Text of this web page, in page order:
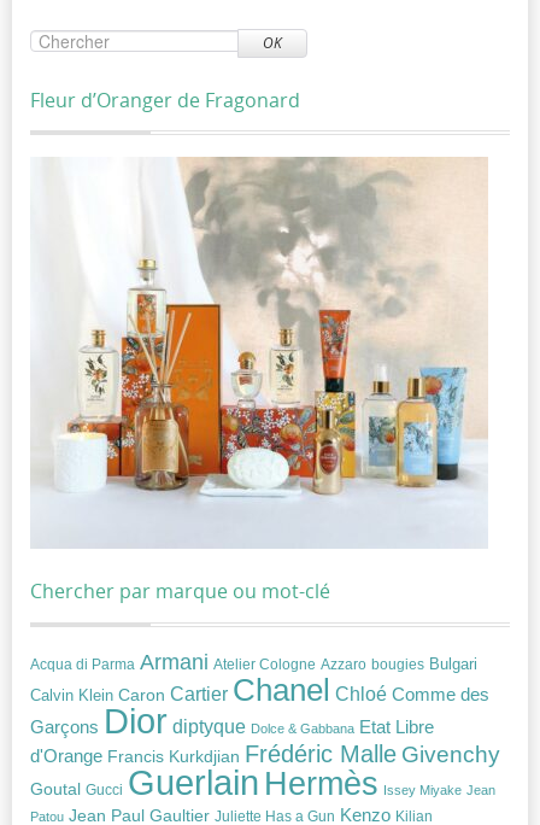
OK
Fleur d’Oranger de Fragonard
Chercher par marque ou mot-clé
Acqua di Parma Armani Atelier Cologne Azzaro bougies Bulgari
Calvin Klein Caron Cartier Chanel Chloé Comme des
Garçons Dior diptyque Dolce & Gabbana Etat Libre
d'Orange Francis Kurkdjian Frédéric Malle Givenchy
Goutal Gucci Guerlain Hermès Issey Miyake Jean
Patou Jean Paul Gaultier Juliette Has a Gun Kenzo Kilian